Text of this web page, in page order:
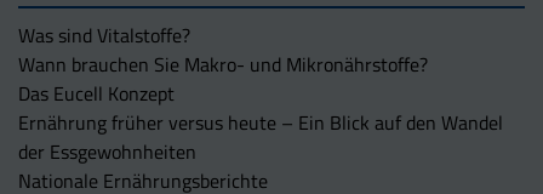
Was sind Vitalstoffe?
Wann brauchen Sie Makro- und Mikronährstoffe?
Das Eucell Konzept
Ernährung früher versus heute – Ein Blick auf den Wandel
der Essgewohnheiten
Nationale Ernährungsberichte